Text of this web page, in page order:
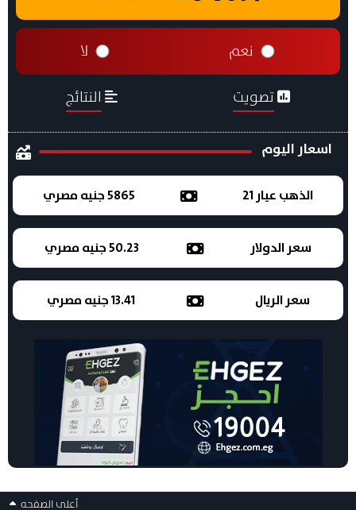
نعم لا
تصويت النتائج
اسعار اليوم
الذهب عيار 21 5865 جنيه مصري
سعر الدولار 50.23 جنيه مصري
سعر الريال 13.41 جنيه مصري
أعلى الصفحه